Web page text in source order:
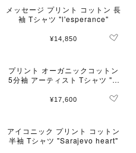
メッセージ プリント コットン 長
袖 Tシャツ "l'esperance"
¥14,850
プリント オーガニックコットン
5分袖 アーティスト Tシャツ "P.
¥17,600
アイコニック プリント コットン
半袖 Tシャツ "Sarajevo heart"